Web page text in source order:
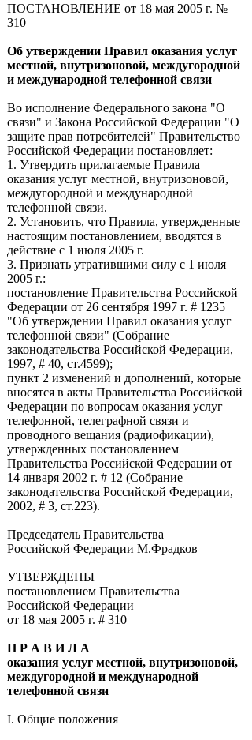
ПОСТАНОВЛЕНИЕ от 18 мая 2005 г. №
310
Об утверждении Правил оказания услуг
местной, внутризоновой, междугородной
и международной телефонной связи
Во исполнение Федерального закона "О
связи" и Закона Российской Федерации "О
защите прав потребителей" Правительство
Российской Федерации постановляет:
1. Утвердить прилагаемые Правила
оказания услуг местной, внутризоновой,
междугородной и международной
телефонной связи.
2. Установить, что Правила, утвержденные
настоящим постановлением, вводятся в
действие с 1 июля 2005 г.
3. Признать утратившими силу с 1 июля
2005 г.:
постановление Правительства Российской
Федерации от 26 сентября 1997 г. # 1235
"Об утверждении Правил оказания услуг
телефонной связи" (Собрание
законодательства Российской Федерации,
1997, # 40, ст.4599);
пункт 2 изменений и дополнений, которые
вносятся в акты Правительства Российской
Федерации по вопросам оказания услуг
телефонной, телеграфной связи и
проводного вещания (радиофикации),
утвержденных постановлением
Правительства Российской Федерации от
14 января 2002 г. # 12 (Собрание
законодательства Российской Федерации,
2002, # 3, ст.223).
Председатель Правительства
Российской Федерации М.Фрадков
УТВЕРЖДЕНЫ
постановлением Правительства
Российской Федерации
от 18 мая 2005 г. # 310
П Р А В И Л А
оказания услуг местной, внутризоновой,
междугородной и международной
телефонной связи
I. Общие положения